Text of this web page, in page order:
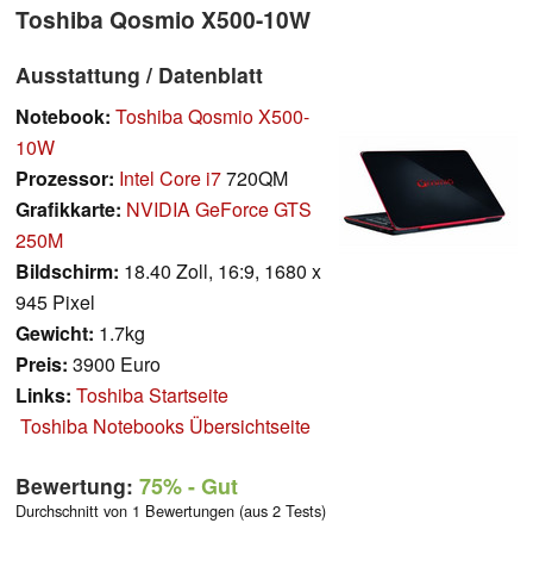
Toshiba Qosmio X500-10W
Ausstattung / Datenblatt
Notebook: Toshiba Qosmio X500-
10W
Prozessor: Intel Core i7720QM
Grafikkarte: NVIDIA GeForce GTS
250M
Bildschirm: 18.40 Zoll, 16:9, 1680 x
945 Pixel
Gewicht: 1.7kg
Preis: 3900 Euro
Links: Toshiba Startseite
Toshiba Notebooks Übersichtseite
Bewertung: 75%- Gut
Durchschnitt von 1 Bewertungen (aus 2 Tests)